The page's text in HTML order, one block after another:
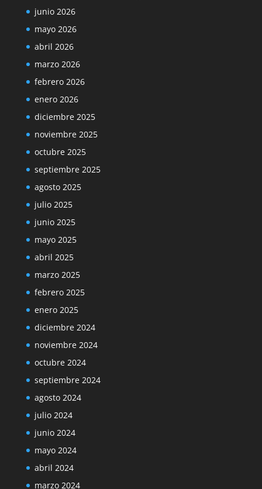
junio 2026
mayo 2026
abril 2026
marzo 2026
febrero 2026
enero 2026
diciembre 2025
noviembre 2025
octubre 2025
septiembre 2025
agosto 2025
julio 2025
junio 2025
mayo 2025
abril 2025
marzo 2025
febrero 2025
enero 2025
diciembre 2024
noviembre 2024
octubre 2024
septiembre 2024
agosto 2024
julio 2024
junio 2024
mayo 2024
abril 2024
marzo 2024